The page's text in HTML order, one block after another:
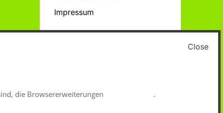
Impressum
Close
die Browsererweiterungen .